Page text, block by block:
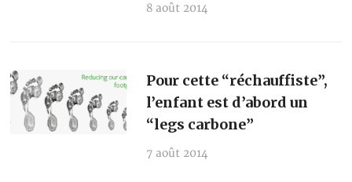
8 août 2014
Pour cette “réchauffiste”,
l’enfant est d’abord un
“legs carbone”
7 août 2014